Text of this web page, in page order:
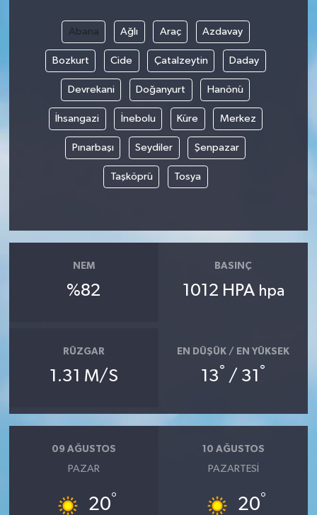
Abana Ağlı Araç Azdavay
Bozkurt Cide Çatalzeytin Daday
Devrekani Doğanyurt Hanönü
İhsangazi İnebolu Küre Merkez
Pınarbaşı Seydiler Şenpazar
Taşköprü Tosya
NEM
%82
BASINÇ
1012 HPA hpa
RÜZGAR
1.31 M/S
EN DÜŞÜK / EN YÜKSEK
13° / 31 °
09 AĞUSTOS
PAZAR
20°
10 AĞUSTOS
PAZARTESI
20°
Bilim, Teknoloji